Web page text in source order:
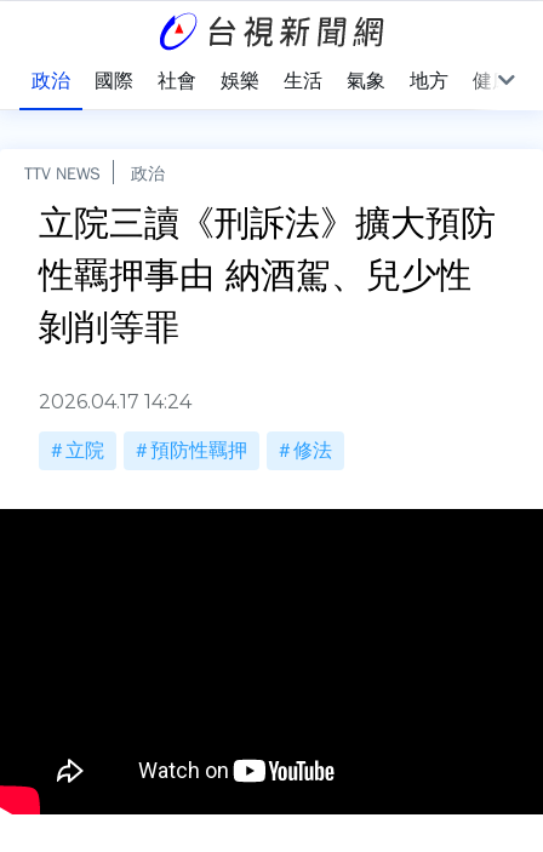
政治 國際 社會 娛樂 生活 氣象 地方 健康
TTV NEWS 政治
立院三讀《刑訴法》擴大預防
性羈押事由 納酒駕、兒少性
剝削等罪
2026.04.17 14:24
立院 預防性羈押 修法